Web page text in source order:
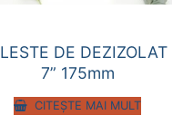
DE DEZIZOLAT
7” 175mm
CITEȘTE MAI MULT